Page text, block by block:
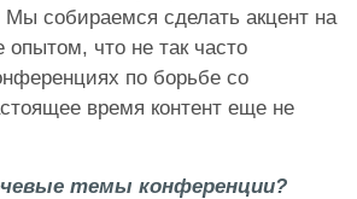
собираемся сделать акцент на
что не так часто
по борьбе со
время контент еще не
темы конференции?